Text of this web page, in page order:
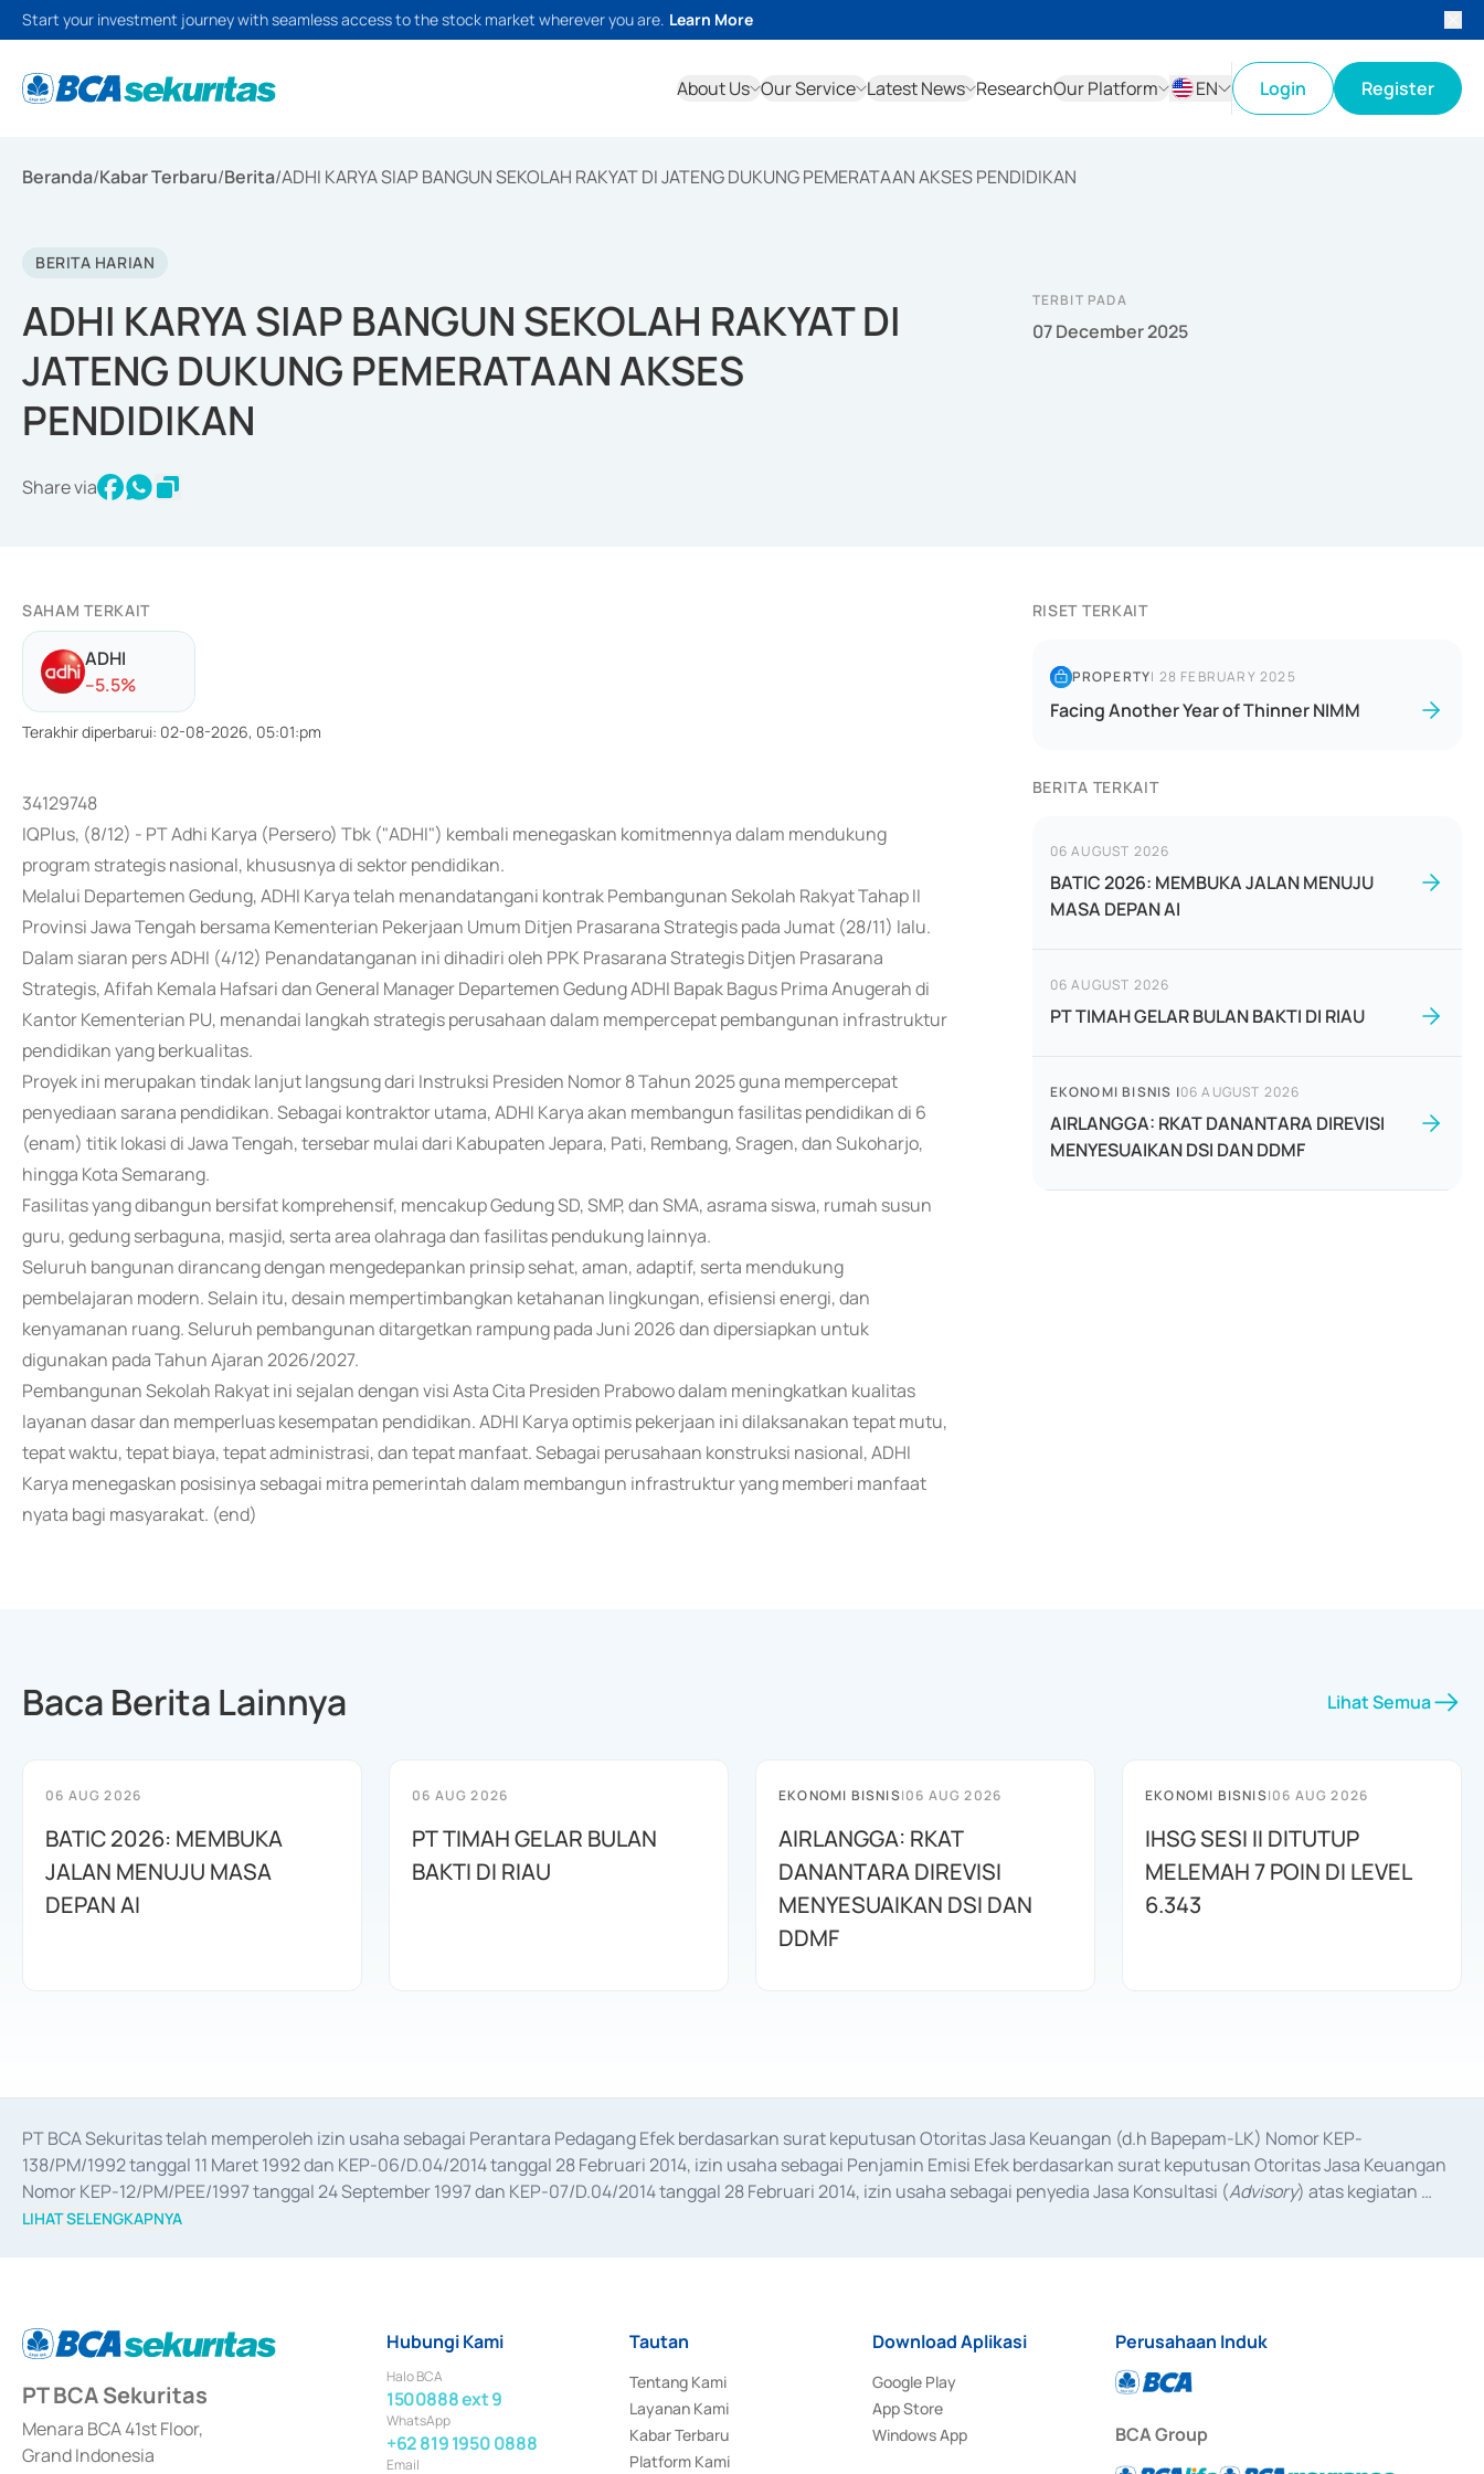
Start your investment journey with seamless access to the stock market wherever you are. Learn More
About Us Our Service Latest News ResearchOur Platform
EN
Login Register
Beranda/Kabar Terbaru/Berita/ADHI KARYA SIAP BANGUN SEKOLAH RAKYAT DI JATENG DUKUNG PEMERATAAN AKSES PENDIDIKAN
BERITA HARIAN
ADHI KARYA SIAP BANGUN SEKOLAH RAKYAT DI
JATENG DUKUNG PEMERATAAN AKSES
PENDIDIKAN
Share via
TERBIT PADA
07 December 2025
SAHAM TERKAIT
ADHI
--5.5%
Terakhir diperbarui: 02-08-2026, 05:01:pm
34129748
IQPlus, (8/12) - PT Adhi Karya (Persero) Tbk ("ADHI") kembali menegaskan komitmennya dalam mendukung
program strategis nasional, khususnya di sektor pendidikan.
Melalui Departemen Gedung, ADHI Karya telah menandatangani kontrak Pembangunan Sekolah Rakyat Tahap II
Provinsi Jawa Tengah bersama Kementerian Pekerjaan Umum Ditjen Prasarana Strategis pada Jumat (28/11) lalu.
Dalam siaran pers ADHI (4/12) Penandatanganan ini dihadiri oleh PPK Prasarana Strategis Ditjen Prasarana
Strategis, Afifah Kemala Hafsari dan General Manager Departemen Gedung ADHI Bapak Bagus Prima Anugerah di
Kantor Kementerian PU, menandai langkah strategis perusahaan dalam mempercepat pembangunan infrastruktur
pendidikan yang berkualitas.
Proyek ini merupakan tindak lanjut langsung dari Instruksi Presiden Nomor 8 Tahun 2025 guna mempercepat
penyediaan sarana pendidikan. Sebagai kontraktor utama, ADHI Karya akan membangun fasilitas pendidikan di 6
(enam) titik lokasi di Jawa Tengah, tersebar mulai dari Kabupaten Jepara, Pati, Rembang, Sragen, dan Sukoharjo,
hingga Kota Semarang.
Fasilitas yang dibangun bersifat komprehensif, mencakup Gedung SD, SMP, dan SMA, asrama siswa, rumah susun
guru, gedung serbaguna, masjid, serta area olahraga dan fasilitas pendukung lainnya.
Seluruh bangunan dirancang dengan mengedepankan prinsip sehat, aman, adaptif, serta mendukung
pembelajaran modern. Selain itu, desain mempertimbangkan ketahanan lingkungan, efisiensi energi, dan
kenyamanan ruang. Seluruh pembangunan ditargetkan rampung pada Juni 2026 dan dipersiapkan untuk
digunakan pada Tahun Ajaran 2026/2027.
Pembangunan Sekolah Rakyat ini sejalan dengan visi Asta Cita Presiden Prabowo dalam meningkatkan kualitas
layanan dasar dan memperluas kesempatan pendidikan. ADHI Karya optimis pekerjaan ini dilaksanakan tepat mutu,
tepat waktu, tepat biaya, tepat administrasi, dan tepat manfaat. Sebagai perusahaan konstruksi nasional, ADHI
Karya menegaskan posisinya sebagai mitra pemerintah dalam membangun infrastruktur yang memberi manfaat
nyata bagi masyarakat. (end)
RISET TERKAIT
PROPERTY| 28 FEBRUARY 2025
Facing Another Year of Thinner NIMM
BERITA TERKAIT
06 AUGUST 2026
BATIC 2026: MEMBUKA JALAN MENUJU
MASA DEPAN AI
06 AUGUST 2026
PT TIMAH GELAR BULAN BAKTI DI RIAU
EKONOMI BISNIS |06 AUGUST 2026
AIRLANGGA: RKAT DANANTARA DIREVISI
MENYESUAIKAN DSI DAN DDMF
Baca Berita Lainnya Lihat Semua
06 AUG 2026
BATIC 2026: MEMBUKA
JALAN MENUJU MASA
DEPAN AI
06 AUG 2026
PT TIMAH GELAR BULAN
BAKTI DI RIAU
EKONOMI BISNIS|06 AUG 2026
AIRLANGGA: RKAT
DANANTARA DIREVISI
MENYESUAIKAN DSI DAN
DDMF
EKONOMI BISNIS|06 AUG 2026
IHSG SESI II DITUTUP
MELEMAH 7 POIN DI LEVEL
6.343
PT BCA Sekuritas telah memperoleh izin usaha sebagai Perantara Pedagang Efek berdasarkan surat keputusan Otoritas Jasa Keuangan (d.h Bapepam-LK) Nomor KEP-
138/PM/1992 tanggal 11 Maret 1992 dan KEP-06/D.04/2014 tanggal 28 Februari 2014, izin usaha sebagai Penjamin Emisi Efek berdasarkan surat keputusan Otoritas Jasa Keuangan
Nomor KEP-12/PM/PEE/1997 tanggal 24 September 1997 dan KEP-07/D.04/2014 tanggal 28 Februari 2014, izin usaha sebagai penyedia Jasa Konsultasi (Advisory) atas kegiatan
merger, akuisisi, divestasi, dan
LIHAT SELENGKAPNYA
PT BCA Sekuritas
Menara BCA 41st Floor,
Grand Indonesia
Hubungi Kami
Halo BCA
1500888 ext 9
WhatsApp
+62 819 1950 0888
Email
Tautan
Tentang Kami
Layanan Kami
Kabar Terbaru
Platform Kami
Download Aplikasi
Google Play
App Store
Windows App
Perusahaan Induk
BCA Group